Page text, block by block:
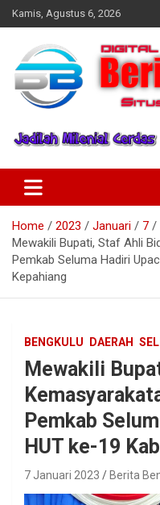
Skip
to
Kamis, Agustus 6, 2026
Home 2023 Januari
7
Mewakili Bupati, Staf Ahli
Pemkab Seluma Hadiri
Kepahiang
BENGKULU DAERAH
Mewakili
Pemkab
HUT ke-19
7 Januari 2023 Berita